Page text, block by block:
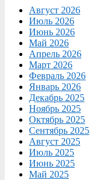
Август 2026
Июль 2026
Июнь 2026
Май 2026
Апрель 2026
Март 2026
Февраль 2026
Январь 2026
Декабрь 2025
Ноябрь 2025
Октябрь 2025
Сентябрь 2025
Август 2025
Июль 2025
Июнь 2025
Май 2025